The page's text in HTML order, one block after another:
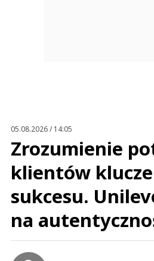
05.08.2026 / 14:05
Zrozumienie
klientów
sukcesu.
na